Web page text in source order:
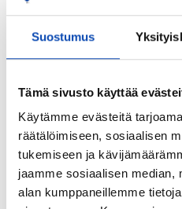
Suostumus
Tämä sivusto käyttää
Käytämme evästeitä
räätälöimiseen, sosiaalisen
tukemiseen ja
jaamme sosiaalisen median,
alan kumppaneillemme
JPV-Isännöinti Oy
Isännöitsijän nimi:
Mika Eronen
Sähköposti: